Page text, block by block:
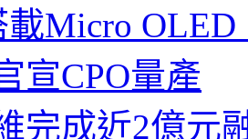
載Micro
宣CPO量產
完成近2億元